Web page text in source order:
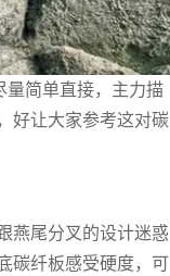
量简单直接，主力描
好让大家参考这对碳
燕尾分叉的设计迷惑
碳纤板感受硬度，可